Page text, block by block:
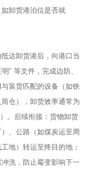
卸货港泊位是否就
达卸货港后，向港口当
” 等文件，完成边防、
装货匹配的设备（如铁
仓），卸货效率通常为
。后续衔接：货物卸货
、公路（如煤炭运至周
地）转运至终目的地；
洗，防止霉变影响下一